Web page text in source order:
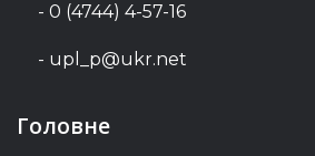
- 0 (4744) 4-57-16
- upl_p@ukr.net
Головне